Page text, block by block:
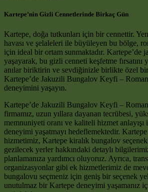
Kartepe’nin Gizli Cennetlerinde Birkaç Gün
Kartepe, doğa tutkunları için bir cennettir.
havası ve şelaleleri ile büyüleyen bu bölge,
için ideal bir ortam sunmaktadır. Kartepe’de
yaşayarak, bu gizli cenneti keşfetme fırsatını
anılar biriktirin ve sevdiğinizle birlikte özel
Kartepe’de Jakuzili Bungalov Keyfi –
deneyimini yaşayın.
Kartepe’de Jakuzili Bungalov Keyfi –
firmamız, uzun yıllara dayanan tecrübesi,
memnuniyeti oranı ve kaliteli hizmet anlayışı
deneyimi yaşatmayı hedeflemektedir.
hizmetimiz, Kartepe kiralık bungalov
gezilecek yerler hakkındaki detaylı
planlamanıza yardımcı oluyoruz. Ayrıca,
organizasyonlar gibi ek hizmetlerimiz de
bungalovu seçmeniz için geniş bir seçenek
unutulmaz bir Kartepe deneyimi yaşamanız